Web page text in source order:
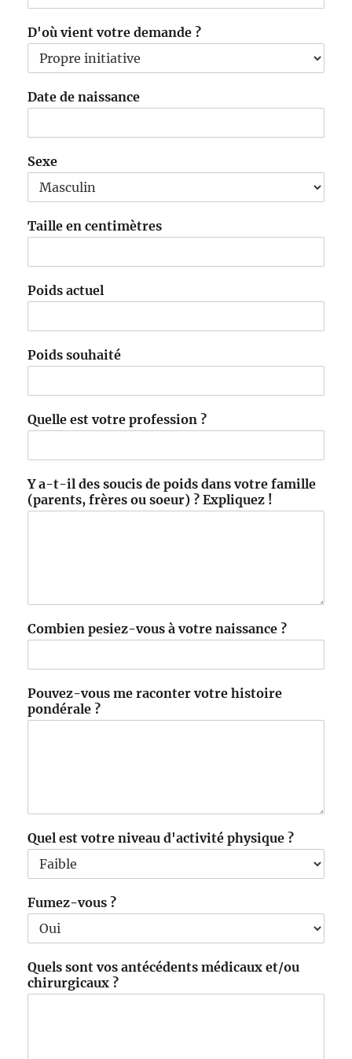
D'où vient votre demande ?
Date de naissance
Sexe
Taille en centimètres
Poids actuel
Poids souhaité
Quelle est votre profession ?
Y a-t-il des soucis de poids dans votre famille
(parents, frères ou soeur) ? Expliquez !
Combien pesiez-vous à votre naissance ?
Pouvez-vous me raconter votre histoire
pondérale ?
Quel est votre niveau d'activité physique ?
Fumez-vous ?
Quels sont vos antécédents médicaux et/ou
chirurgicaux ?